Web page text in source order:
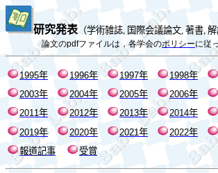
研究発表（学術雑誌, 国際会議論文,著書,
論文のpdfファイルは，各学会のポリシーに従
1995年 1996年 1997年 1998年
2003年 2004年 2005年 2006年
2011年 2012年 2013年 2014年
2019年 2020年 2021年 2022年
報道記事
受賞